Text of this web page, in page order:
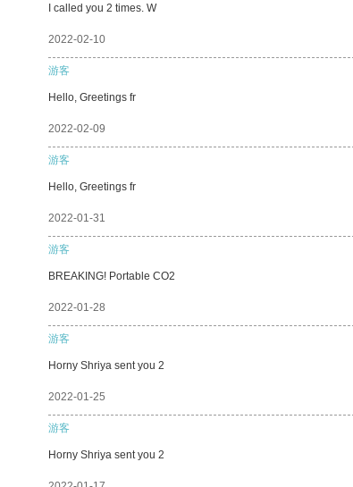
I called you 2 times. W
2022-02-10
游客
Hello, Greetings fr
2022-02-09
游客
Hello, Greetings fr
2022-01-31
游客
BREAKING! Portable CO2
2022-01-28
游客
Horny Shriya sent you 2
2022-01-25
游客
Horny Shriya sent you 2